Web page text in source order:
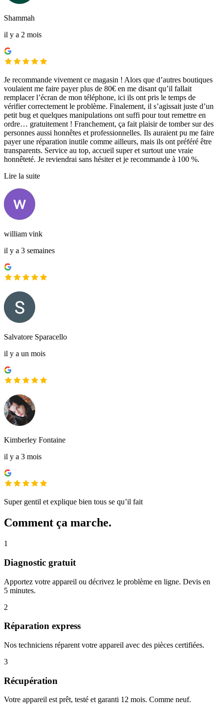
Shammah
il y a 2 mois
Je recommande vivement ce magasin ! Alors que d’autres boutiques
voulaient me faire payer plus de 80€ en me disant qu’il fallait
remplacer l’écran de mon téléphone, ici ils ont pris le temps de
vérifier correctement le problème. Finalement, il s’agissait juste d’un
petit bug et quelques manipulations ont suffi pour tout remettre en
ordre… gratuitement ! Franchement, ça fait plaisir de tomber sur des
personnes aussi honnêtes et professionnelles. Ils auraient pu me faire
payer une réparation inutile comme ailleurs, mais ils ont préféré être
transparents. Service au top, accueil super et surtout une vraie
honnêteté. Je reviendrai sans hésiter et je recommande à 100 %.
Lire la suite
william vink
il y a 3 semaines
Salvatore Sparacello
il y a un mois
Kimberley Fontaine
il y a 3 mois
Super gentil et explique bien tous se qu’il fait
Comment ça marche.
1
Diagnostic gratuit
Apportez votre appareil ou décrivez le problème en ligne. Devis en
5 minutes.
2
Réparation express
Nos techniciens réparent votre appareil avec des pièces certifiées.
3
Récupération
Votre appareil est prêt, testé et garanti 12 mois. Comme neuf.